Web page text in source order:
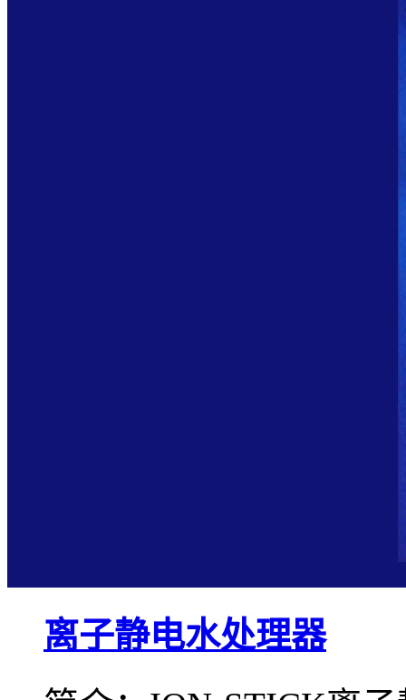
离子静电水处理器